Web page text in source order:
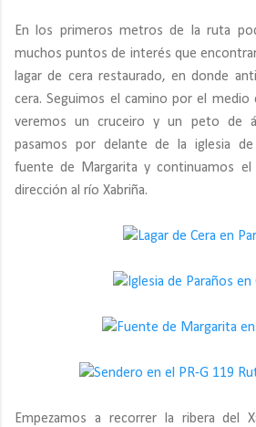
En los primeros metros de la ruta
muchos puntos de interés que
lagar de cera restaurado, en donde
cera. Seguimos el camino por el medio
veremos un cruceiro y un peto de
pasamos por delante de la iglesia
fuente de Margarita y continuamos
dirección al río Xabriña.
Empezamos a recorrer la ribera del